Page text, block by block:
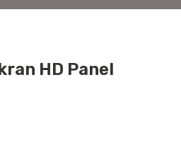
HD Panel